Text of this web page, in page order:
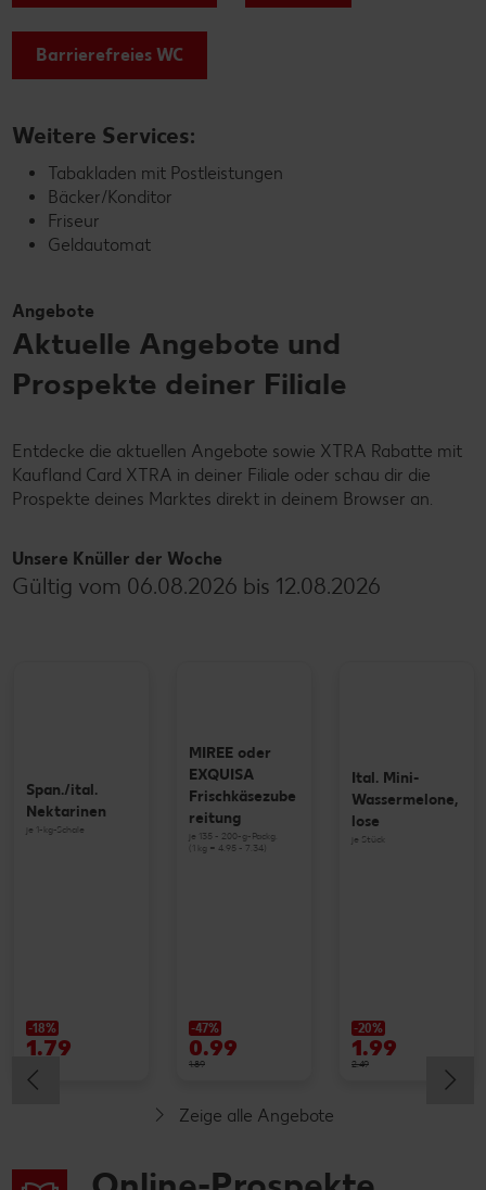
Barrierefreies WC
Weitere Services:
Tabakladen mit Postleistungen
Bäcker/Konditor
Friseur
Geldautomat
Angebote
Aktuelle Angebote und
Prospekte deiner Filiale
Entdecke die aktuellen Angebote sowie XTRA Rabatte mit
Kaufland Card XTRA in deiner Filiale oder schau dir die
Prospekte deines Marktes direkt in deinem Browser an.
Unsere Knüller der Woche
Gültig vom 06.08.2026 bis 12.08.2026
Span./ital.
Nektarinen
je 1-kg-Schale
-18%
1.79
MIREE oder
EXQUISA
Frischkäsezube
reitung
je 135 - 200-g-Packg.
(1 kg = 4.95 - 7.34)
-47%
0.99
1.89
Ital. Mini-
Wassermelone,
lose
je Stück
-20%
1.99
2.49
Zeige alle Angebote